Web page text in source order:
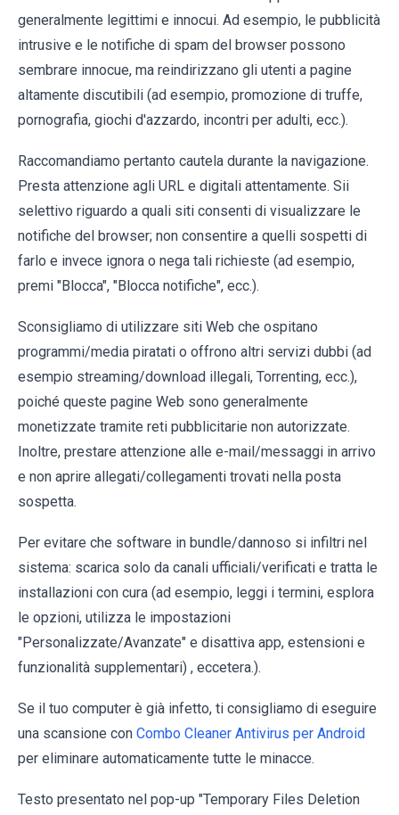
generalmente legittimi e innocui. Ad esempio, le pubblicità
intrusive e le notifiche di spam del browser possono
sembrare innocue, ma reindirizzano gli utenti a pagine
altamente discutibili (ad esempio, promozione di truffe,
pornografia, giochi d'azzardo, incontri per adulti, ecc.).
Raccomandiamo pertanto cautela durante la navigazione.
Presta attenzione agli URL e digitali attentamente. Sii
selettivo riguardo a quali siti consenti di visualizzare le
notifiche del browser; non consentire a quelli sospetti di
farlo e invece ignora o nega tali richieste (ad esempio,
premi "Blocca", "Blocca notifiche", ecc.).
Sconsigliamo di utilizzare siti Web che ospitano
programmi/media piratati o offrono altri servizi dubbi (ad
esempio streaming/download illegali, Torrenting, ecc.),
poiché queste pagine Web sono generalmente
monetizzate tramite reti pubblicitarie non autorizzate.
Inoltre, prestare attenzione alle e-mail/messaggi in arrivo
e non aprire allegati/collegamenti trovati nella posta
sospetta.
Per evitare che software in bundle/dannoso si infiltri nel
sistema: scarica solo da canali ufficiali/verificati e tratta le
installazioni con cura (ad esempio, leggi i termini, esplora
le opzioni, utilizza le impostazioni
"Personalizzate/Avanzate" e disattiva app, estensioni e
funzionalità supplementari) , eccetera.).
Se il tuo computer è già infetto, ti consigliamo di eseguire
una scansione con Combo Cleaner Antivirus per Android
per eliminare automaticamente tutte le minacce.
Testo presentato nel pop-up "Temporary Files Deletion